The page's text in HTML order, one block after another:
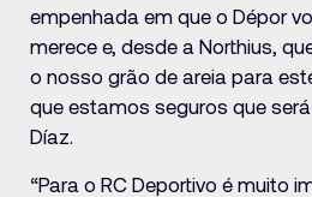
empenhada em que o Dépor
merece e, desde a Northius,
o nosso grão de areia para
que estamos seguros que
Díaz.
“Para o RC Deportivo é muito